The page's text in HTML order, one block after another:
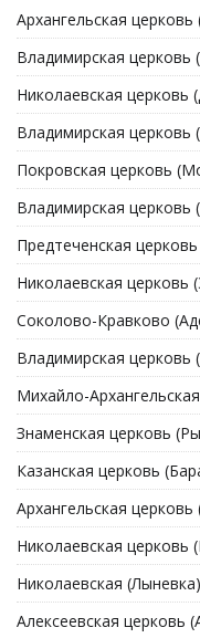
Архангельская
Владимирская церковь
Николаевская церковь
Владимирская
Покровская церковь
Владимирская церковь
Предтеченская
Николаевская церковь
Соколово-Кравково
Владимирская церковь
Михайло-
Знаменская церковь
Казанская церковь
Архангельская
Николаевская церковь
Николаевская (Лыневка)
Алексеевская церковь